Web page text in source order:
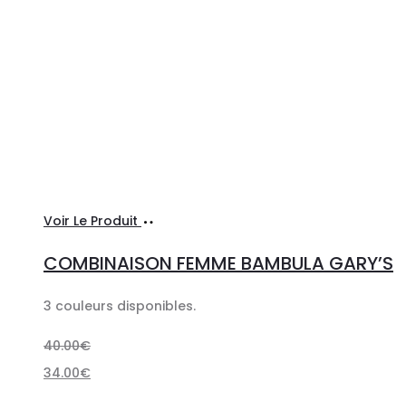
Voir Le Produit
options
a
plusieurs
COMBINAISON FEMME BAMBULA GARY’S
3 couleurs disponibles.
40.00€
34.00€